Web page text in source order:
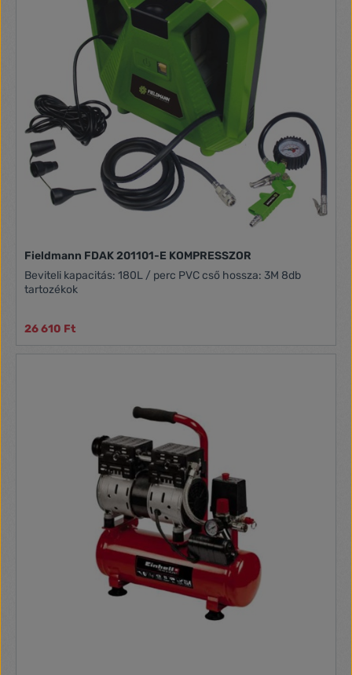
Fieldmann FDAK 201101-E KOMPRESSZOR
Beviteli kapacitás: 180L / perc PVC cső hossza: 3M 8db
26 610 Ft